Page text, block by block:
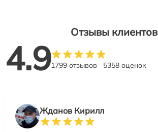
Отзывы клиентов
4.91799 отзывов 5358 оценок
Жданов Кирилл